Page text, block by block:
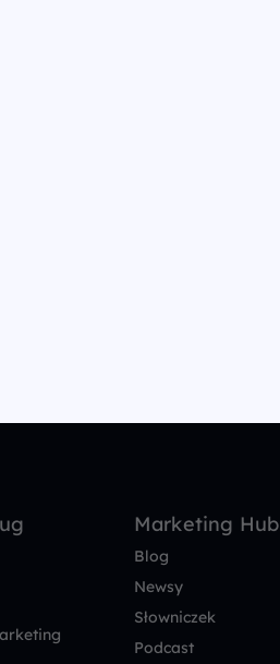
Marketing Hub
Blog
Newsy
Słowniczek
Podcast